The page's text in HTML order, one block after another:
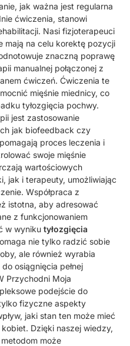
jak ważna jest regularna
ćwiczenia, stanowi
Nasi fizjoterapeuci
mają na celu korektę pozycji
znaczną poprawę
manualnej połączonej z
ćwiczeń. Ćwiczenia te
mięśnie miednicy, co
tyłozgięcia pochwy.
jest zastosowanie
jak biofeedback czy
proces leczenia i
swoje mięśnie
wartościowych
jak i terapeuty, umożliwiając
Współpraca z
istotna, aby adresować
z funkcjonowaniem
w wynikutyłozgięcia
nie tylko radzić sobie
ale również wyrabia
osiągnięcia pełnej
Przychodni Moja
podejście do
fizyczne aspekty
jaki stan ten może mieć
Dzięki naszej wiedzy,
może